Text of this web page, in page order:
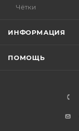
Чётки
ИНФОРМАЦИЯ
ПОМОЩЬ